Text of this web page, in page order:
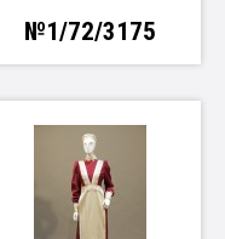
№1/72/3175